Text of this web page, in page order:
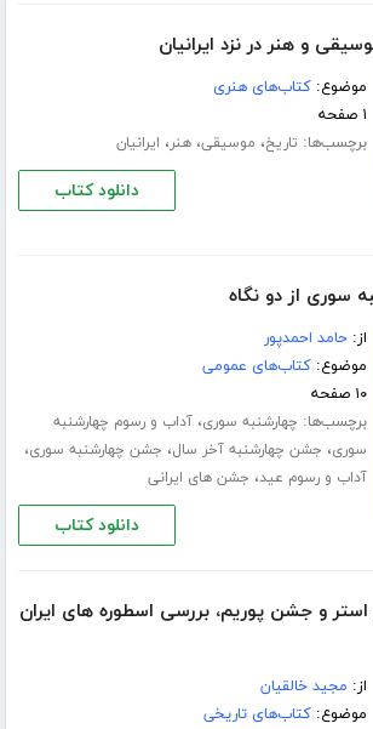
و هنر در نزد ایرانیان
موضوع:کتاب‌های هنری
۱ صفحه
برچسب‌ها: تاریخ، موسیقی،هنر، ایرانیان
دانلود کتاب
سوری از دو نگاه
از:حامد احمدپور
موضوع:کتاب‌های عمومی
۱۰ صفحه
برچسب‌ها: چهارشنبه سوری،آداب و رسوم چهارشنبه
سوری، جشن چهارشنبه آخر سال، جشن چهارشنبه سوری،
آداب و رسوم عید، جشن های ایرانی
دانلود کتاب
استر و جشن پوریم، بررسی اسطوره های ایران
از: مجید خالقیان
موضوع:کتاب‌های تاریخی